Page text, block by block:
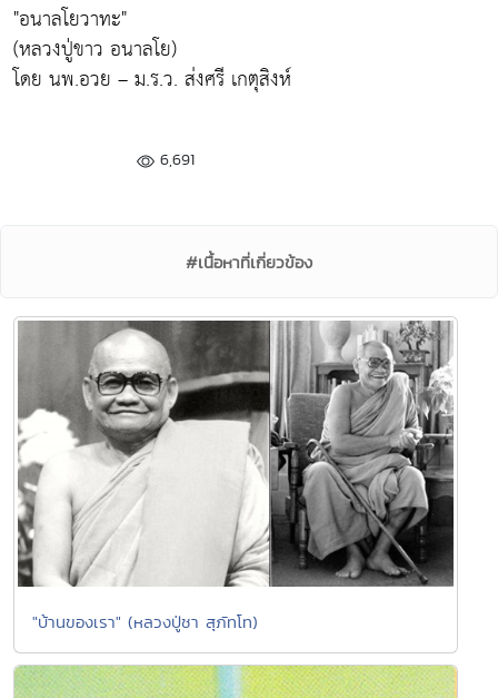
"อนาลโยวาทะ"
(หลวงปู่ขาว อนาลโย)
โดย นพ.อวย – ม.ร.ว. ส่งศรี เกตุสิงห์
6,691
#เนื้อหาที่เกี่ยวข้อง
"บ้านของเรา" (หลวงปู่ชา สุภัทโท)